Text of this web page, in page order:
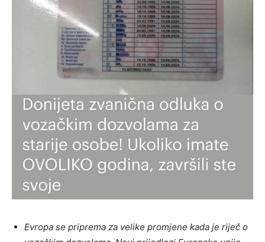
Evropa se priprema za velike promjene kada je riječ o